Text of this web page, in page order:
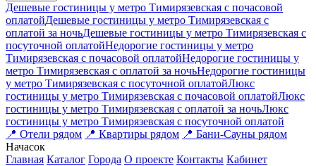
Дешевые гостиницы у метро Тимирязевская c почасовой
оплатойДешевые гостиницы у метро Тимирязевская с
оплатой за ночьДешевые гостиницы у метро Тимирязевская c
посуточной оплатойНедорогие гостиницы у метро
Тимирязевская c почасовой оплатойНедорогие гостиницы у
метро Тимирязевская с оплатой за ночьНедорогие гостиницы
у метро Тимирязевская c посуточной оплатойЛюкс
гостиницы у метро Тимирязевская c почасовой оплатойЛюкс
гостиницы у метро Тимирязевская с оплатой за ночьЛюкс
гостиницы у метро Тимирязевская c посуточной оплатой
📍 Отели рядом 📍 Квартиры рядом 📍 Бани-Сауны рядом
Начасок
Главная Каталог Города О проекте Контакты Кабинет